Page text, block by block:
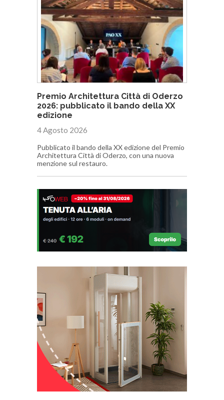
Premio Architettura Città di Oderzo
2026: pubblicato il bando della XX
edizione
4 Agosto 2026
Pubblicato il bando della XX edizione del Premio
Architettura Città di Oderzo, con una nuova
menzione sul restauro.